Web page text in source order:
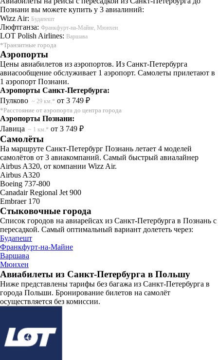
Познани вы можете купить у 3 авиалиний:
Wizz Air: Будапешт
Люфтганза: Франкфурт-на-Майне, Мюнхен
LOT Polish Airlines: Варшава
*Транзитные города
Аэропорты
Цены авиабилетов из аэропортов. Из Санкт-Петербурга
авиасообщение обслуживает 1 аэропорт. Самолеты прилетают в
1 аэропорт Познани.
Аэропорты Санкт-Петербурга:
Пулково ~ 29 км.* от 3 749 ₽
*Расстояние от аэропорта до центра города
Аэропорты Познани:
Лавица ~ 1 км.* от 3 749 ₽
Самолёты
На маршруте Санкт-Петербург Познань летает 4 моделей
самолётов от 3 авиакомпаний. Самый быстрый авиалайнер
Airbus A320, от компании Wizz Air.
Airbus A320
Boeing 737-800
Canadair Regional Jet 900
Embraer 170
Стыковочные города
Список городов на авиарейсах из Санкт-Петербурга в Познань с
пересадкой. Самый оптимальный вариант долететь через:
Будапешт
Франкфурт-на-Майне
Варшава
Мюнхен
Авиабилеты из Санкт-Петербурга в Польшу
Ниже представлены тарифы без багажа из Санкт-Петербурга в
города Польши. Бронирование билетов на самолёт
осуществляется без комиссии.